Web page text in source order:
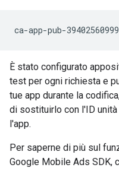
È stato configurato
test per ogni richiesta e
tue app durante la
di sostituirlo con l'ID
l'app.
Per saperne di più sul
Google Mobile Ads SDK,